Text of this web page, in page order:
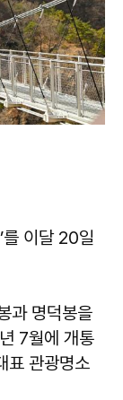
를 이달 20일
과 명덕봉을
7월에 개통
표 관광명소